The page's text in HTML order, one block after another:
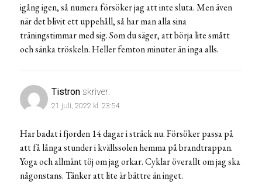
igång igen, så numera försöker jag att inte sluta. Men även
när det blivit ett uppehåll, så har man alla sina
träningstimmar med sig. Som du säger, att börja lite smått
och sänka tröskeln. Heller femton minuter än inga alls.
Tistron skriver:
21 juli, 2022 kl. 23:54
Har badat i fjorden 14 dagar i sträck nu. Försöker passa på
att få långa stunder i kvällssolen hemma på brandtrappan.
Yoga och allmänt töj om jag orkar. Cyklar överallt om jag ska
någonstans. Tänker att lite är bättre än inget.